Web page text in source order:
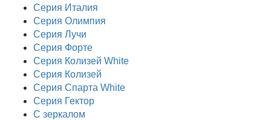
Серия Италия
Серия Олимпия
Серия Лучи
Серия Форте
Серия Колизей White
Серия Колизей
Серия Спарта White
Серия Гектор
С зеркалом